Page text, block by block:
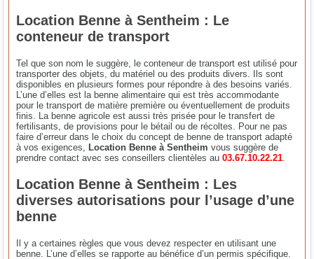
Location Benne à Sentheim : Le
conteneur de transport
Tel que son nom le suggère, le conteneur de transport est utilisé pour
transporter des objets, du matériel ou des produits divers. Ils sont
disponibles en plusieurs formes pour répondre à des besoins variés.
L’une d’elles est la benne alimentaire qui est très accommodante
pour le transport de matière première ou éventuellement de produits
finis. La benne agricole est aussi très prisée pour le transfert de
fertilisants, de provisions pour le bétail ou de récoltes. Pour ne pas
faire d’erreur dans le choix du concept de benne de transport adapté
à vos exigences,Location Benne à Sentheimvous suggère de
prendre contact avec ses conseillers clientèles au03.67.10.22.21
Location Benne à Sentheim : Les
diverses autorisations pour l’usage d’une
benne
Il y a certaines règles que vous devez respecter en utilisant une
benne. L’une d’elles se rapporte au bénéfice d’un permis spécifique.